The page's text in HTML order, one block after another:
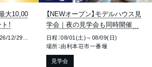
大10,00
！
【NEWオープン】モデルハウス見
学会｜夜の見学会も同時開催｜
由利本荘市一番堰
日程：08/01(土)～08/09(日)
場所：由利本荘市一番堰
見学会